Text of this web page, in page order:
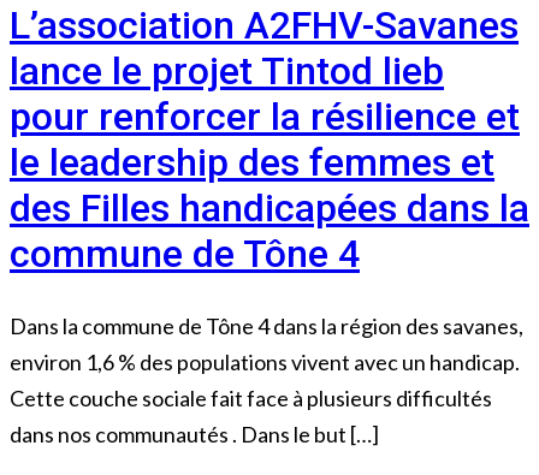
L’association A2FHV-Savanes
lance le projet Tintod lieb
pour renforcer la résilience et
le leadership des femmes et
des Filles handicapées dans la
commune de Tône 4
Dans la commune de Tône 4 dans la région des savanes,
environ 1,6 % des populations vivent avec un handicap.
Cette couche sociale fait face à plusieurs difficultés
dans nos communautés . Dans le but […]